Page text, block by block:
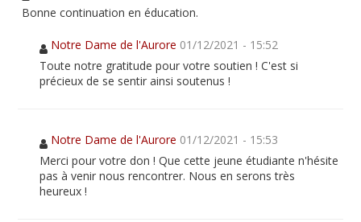
Bonne continuation en éducation.
Notre Dame de l'Aurore 01/12/2021 - 15:52
Toute notre gratitude pour votre soutien ! C'est si
précieux de se sentir ainsi soutenus !
Notre Dame de l'Aurore 01/12/2021 - 15:53
Merci pour votre don ! Que cette jeune étudiante n'hésite
pas à venir nous rencontrer. Nous en serons très
heureux !